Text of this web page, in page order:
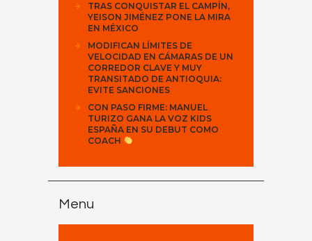
TRAS CONQUISTAR EL CAMPÍN,
YEISON JIMÉNEZ PONE LA MIRA
EN MÉXICO
MODIFICAN LÍMITES DE
VELOCIDAD EN CÁMARAS DE UN
CORREDOR CLAVE Y MUY
TRANSITADO DE ANTIOQUIA:
EVITE SANCIONES
CON PASO FIRME: MANUEL
TURIZO GANA LA VOZ KIDS
ESPAÑA EN SU DEBUT COMO
COACH
Menu